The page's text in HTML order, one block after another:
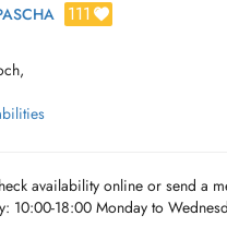
111
availability online or send a
10:00-18:00 Monday to
Land...